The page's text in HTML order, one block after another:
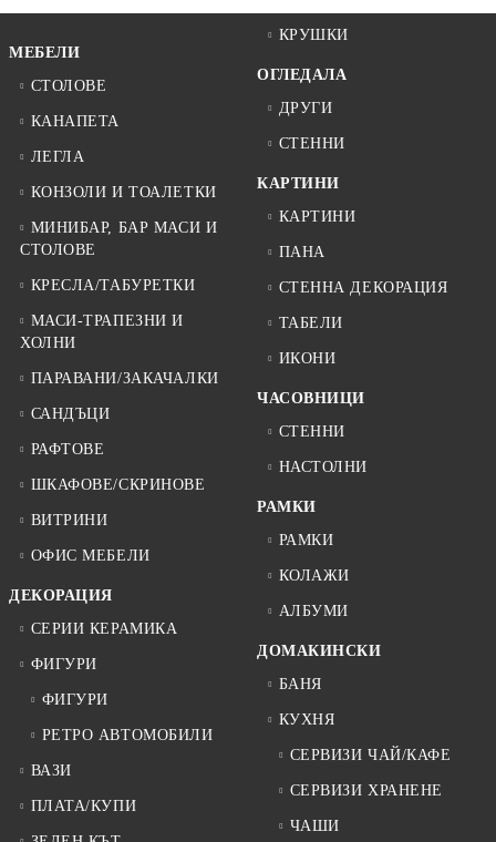
МЕБЕЛИ
СТОЛОВЕ
КАНАПЕТА
ЛЕГЛА
КОНЗОЛИ И ТОАЛЕТКИ
МИНИБАР, БАР МАСИ И
СТОЛОВЕ
КРЕСЛА/ТАБУРЕТКИ
МАСИ-ТРАПЕЗНИ И
ХОЛНИ
ПАРАВАНИ/ЗАКАЧАЛКИ
САНДЪЦИ
РАФТОВЕ
ШКАФОВЕ/СКРИНОВЕ
ВИТРИНИ
ОФИС МЕБЕЛИ
ДЕКОРАЦИЯ
СЕРИИ КЕРАМИКА
ФИГУРИ
ФИГУРИ
РЕТРО АВТОМОБИЛИ
ВАЗИ
ПЛАТА/КУПИ
КРУШКИ
ОГЛЕДАЛА
ДРУГИ
СТЕННИ
КАРТИНИ
КАРТИНИ
ПАНА
СТЕННА ДЕКОРАЦИЯ
ТАБЕЛИ
ИКОНИ
ЧАСОВНИЦИ
СТЕННИ
НАСТОЛНИ
РАМКИ
РАМКИ
КОЛАЖИ
АЛБУМИ
ДОМАКИНСКИ
БАНЯ
КУХНЯ
СЕРВИЗИ ЧАЙ/КАФЕ
СЕРВИЗИ ХРАНЕНЕ
ЧАШИ